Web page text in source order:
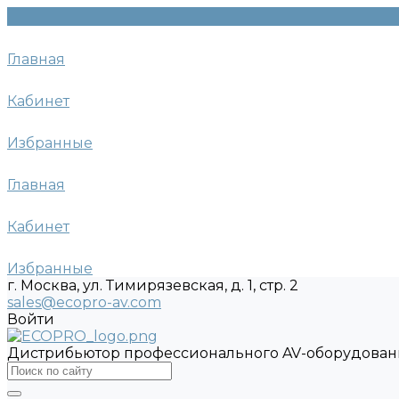
Главная
Кабинет
Избранные
Главная
Кабинет
Избранные
г. Москва, ул. Тимирязевская, д. 1, стр. 2
sales@ecopro-av.com
Войти
Дистрибьютор профессионального AV-